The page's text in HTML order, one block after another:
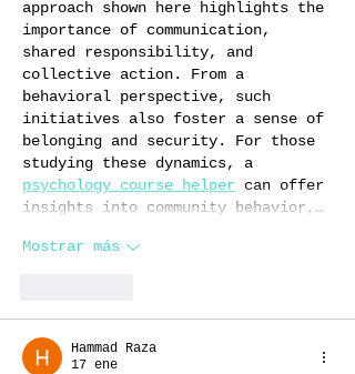
approach shown here highlights the
importance of communication,
shared responsibility, and
collective action. From a
behavioral perspective, such
initiatives also foster a sense of
belonging and security. For those
studying these dynamics, a
psychology course helper can offer
insights into community behavior,…
Mostrar más
Hammad Raza
17 ene